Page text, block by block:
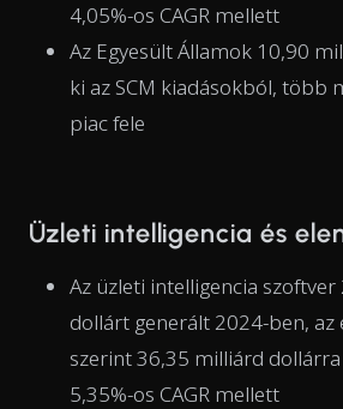
4,05%-os CAGR mellett
Az Egyesült Államok 10,90
ki az SCM kiadásokból, több
piac fele
Üzleti intelligencia és
Az üzleti intelligencia
dollárt generált 2024-ben, az
szerint 36,35 milliárd
5,35%-os CAGR mellett